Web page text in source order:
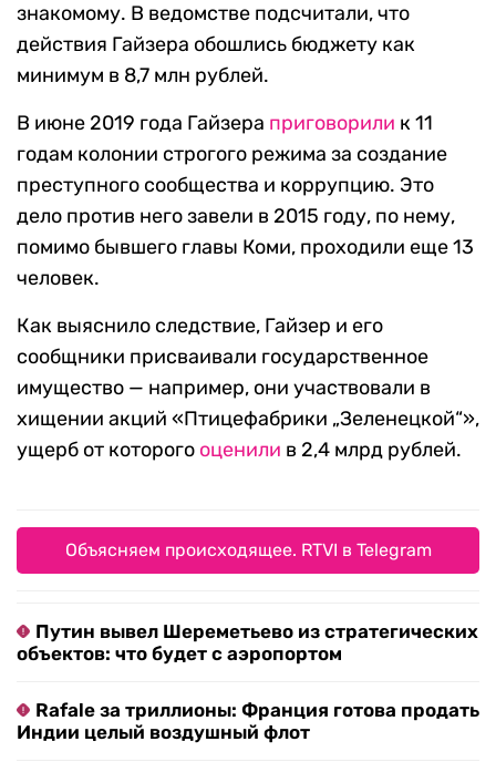
знакомому. В ведомстве подсчитали, что
действия Гайзера обошлись бюджету как
минимум в 8,7 млн рублей.
В июне 2019 года Гайзера приговорили к 11
годам колонии строгого режима за создание
преступного сообщества и коррупцию. Это
дело против него завели в 2015 году, по нему,
помимо бывшего главы Коми, проходили еще 13
человек.
Как выяснило следствие, Гайзер и его
сообщники присваивали государственное
имущество — например, они участвовали в
хищении акций «Птицефабрики „Зеленецкой“»,
ущерб от которого оценили в 2,4 млрд рублей.
Объясняем происходящее. RTVI в Telegram
Путин вывел Шереметьево из стратегических
объектов: что будет с аэропортом
Rafale за триллионы: Франция готова продать
Индии целый воздушный флот